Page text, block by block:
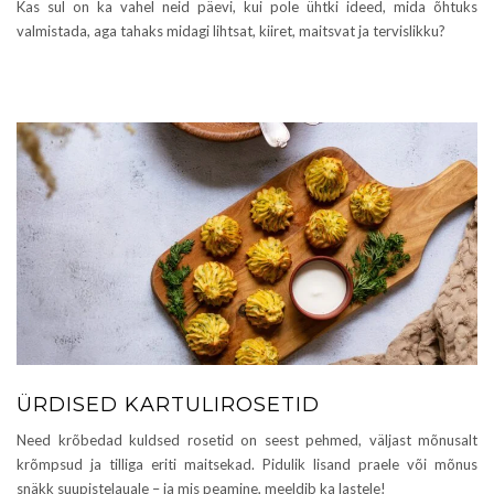
Kas sul on ka vahel neid päevi, kui pole ühtki ideed, mida õhtuks
valmistada, aga tahaks midagi lihtsat, kiiret, maitsvat ja tervislikku?
ÜRDISED KARTULIROSETID
Need krõbedad kuldsed rosetid on seest pehmed, väljast mõnusalt
krõmpsud ja tilliga eriti maitsekad. Pidulik lisand praele või mõnus
snäkk suupistelauale – ja mis peamine, meeldib ka lastele!